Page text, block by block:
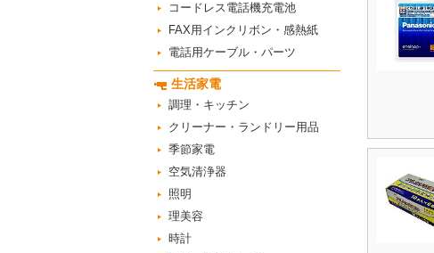
コードレス電話機充電池
FAX用インクリボン・感熱紙
電話用ケーブル・パーツ
生活家電
調理・キッチン
クリーナー・ランドリー用品
季節家電
空気清浄器
照明
理美容
時計